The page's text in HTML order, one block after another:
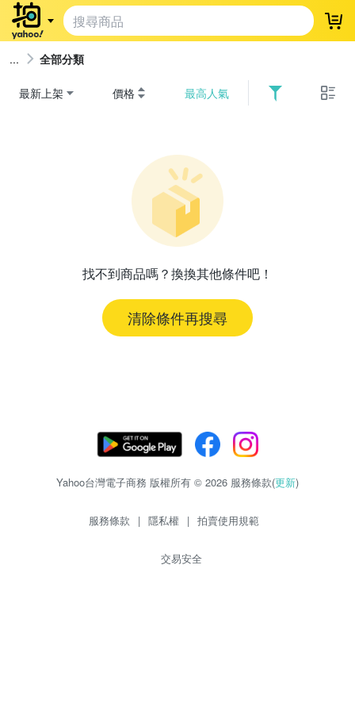
登
全部分類
最新上架 價格 最高人氣
找不到商品嗎？換換其他條件吧！
清除條件再搜尋
Yahoo台灣電子商務 版權所有 © 2026 服務條款(更新)
服務條款 | 隱私權 | 拍賣使用規範
交易安全